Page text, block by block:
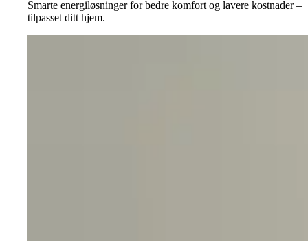
Smarte energiløsninger for bedre komfort og lavere kostnader –
tilpasset ditt hjem.